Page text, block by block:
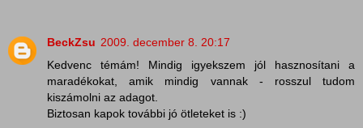
BeckZsu 2009. december 8. 20:17
Kedvenc témám! Mindig igyekszem jól hasznosítani a
maradékokat, amik mindig vannak - rosszul tudom
kiszámolni az adagot.
Biztosan kapok további jó ötleteket is :)